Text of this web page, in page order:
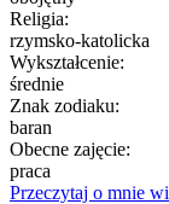
Religia:
rzymsko-katolicka
Wykształcenie:
średnie
Znak zodiaku:
baran
Obecne zajęcie:
praca
Przeczytaj o mnie